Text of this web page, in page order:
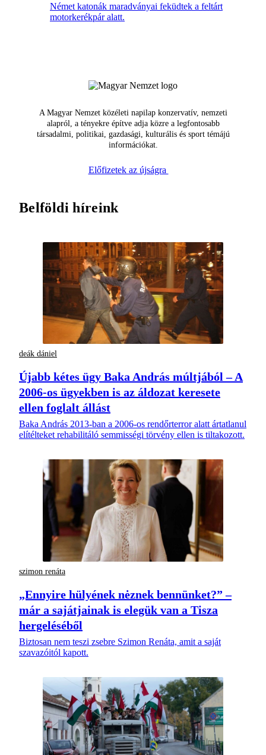
Német katonák maradványai feküdtek a feltárt
motorkerékpár alatt.
A Magyar Nemzet közéleti napilap konzervatív, nemzeti
alapról, a tényekre építve adja közre a legfontosabb
társadalmi, politikai, gazdasági, kulturális és sport témájú
információkat.
Előfizetek az újságra
Belföldi híreink
deák dániel
Újabb kétes ügy Baka András múltjából – A
2006-os ügyekben is az áldozat keresete
ellen foglalt állást
Baka András 2013-ban a 2006-os rendőrterror alatt ártatlanul
elítélteket rehabilitáló semmisségi törvény ellen is tiltakozott.
szimon renáta
„Ennyire hülyének nėznek bennünket?” –
már a sajátjainak is elegük van a Tisza
hergeléséből
Biztosan nem teszi zsebre Szimon Renáta, amit a saját
szavazóitól kapott.